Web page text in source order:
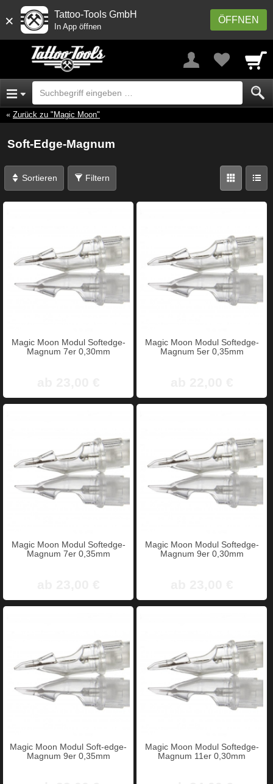
× ÖFFNEN
Tattoo-Tools GmbH
In App öffnen
Zurück zu "Magic Moon"
Soft-Edge-Magnum
Sortieren Filtern
Magic Moon Modul Softedge-
Magnum 7er 0,30mm
Magic Moon Modul Softedge-
Magnum 5er 0,35mm
Magic Moon Modul Softedge-
Magnum 7er 0,35mm
Magic Moon Modul Softedge-
Magnum 9er 0,30mm
Magic Moon Modul Soft-edge-
Magnum 9er 0,35mm
Magic Moon Modul Softedge-
Magnum 11er 0,30mm